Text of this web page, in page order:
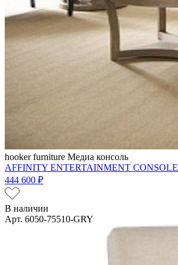
hooker furniture Медиа консоль
AFFINITY ENTERTAINMENT CONSOLE
444 600 ₽
В наличии
Арт. 6050-75510-GRY